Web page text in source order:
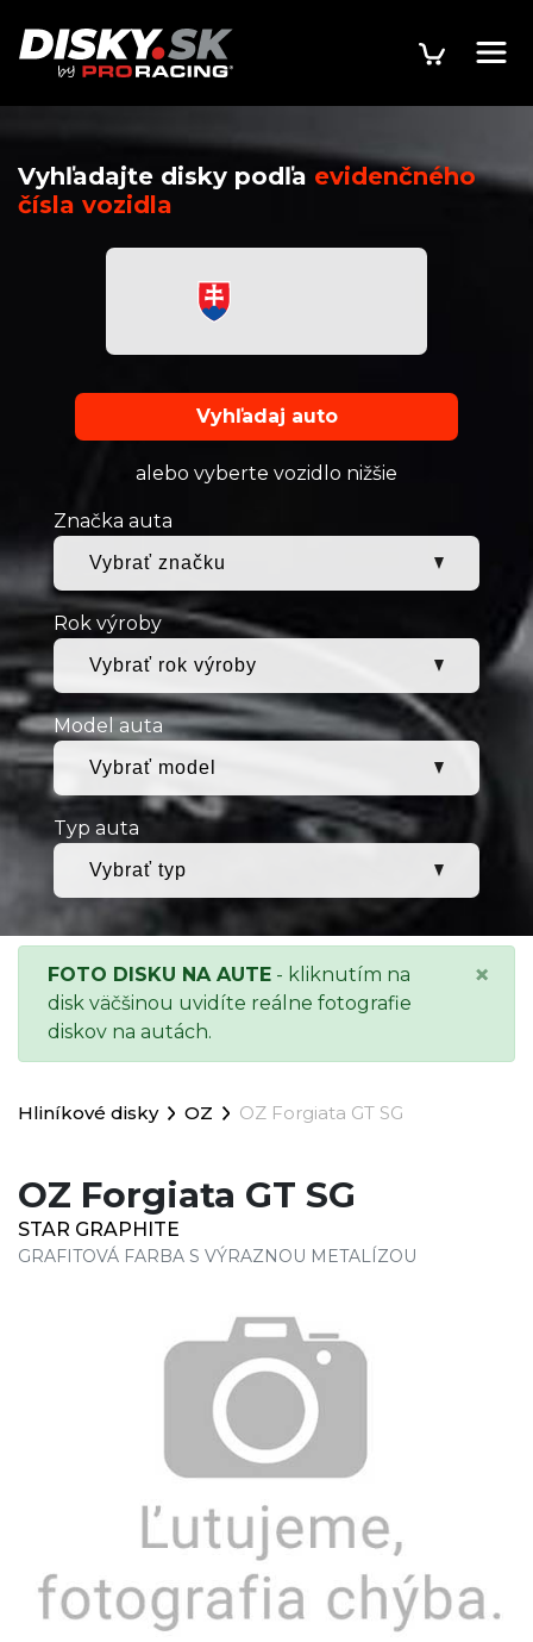
Vyhľadajte disky podľa evidenčného
čísla vozidla
Vyhľadaj auto
alebo vyberte vozidlo nižšie
Značka auta
Rok výroby
Model auta
Typ auta
FOTO DISKU NA AUTE - kliknutím na
disk väčšinou uvidíte reálne fotografie
diskov na autách.
×
Hliníkové disky OZ OZ Forgiata GT SG
OZ Forgiata GT SG
STAR GRAPHITE
GRAFITOVÁ FARBA S VÝRAZNOU METALÍZOU